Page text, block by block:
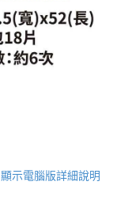
顯示電腦版詳細說明